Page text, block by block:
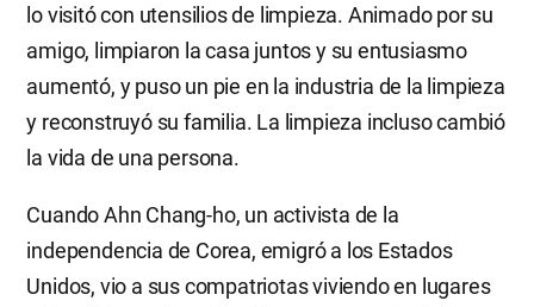
lo visitó con utensilios de limpieza. Animado por su
amigo, limpiaron la casa juntos y su entusiasmo
aumentó, y puso un pie en la industria de la limpieza
y reconstruyó su familia. La limpieza incluso cambió
la vida de una persona.
Cuando Ahn Chang-ho, un activista de la
independencia de Corea, emigró a los Estados
Unidos, vio a sus compatriotas viviendo en lugares